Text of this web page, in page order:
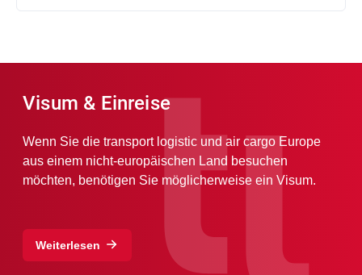
Visum & Einreise
Wenn Sie die transport logistic und air cargo Europe
aus einem nicht-europäischen Land besuchen
möchten, benötigen Sie möglicherweise ein Visum.
Weiterlesen